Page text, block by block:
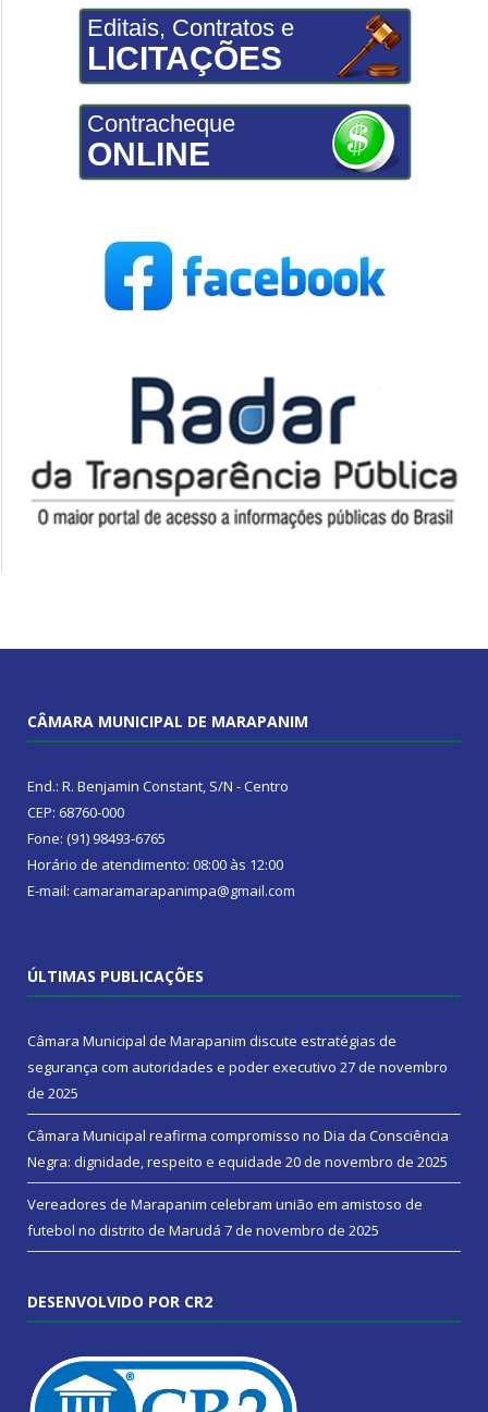
Editais, Contratos e
LICITAÇÕES
Contracheque
ONLINE
CÂMARA MUNICIPAL DE MARAPANIM
End.: R. Benjamin Constant, S/N - Centro
CEP: 68760-000
Fone: (91) 98493-6765
Horário de atendimento: 08:00 às 12:00
E-mail: camaramarapanimpa@gmail.com
ÚLTIMAS PUBLICAÇÕES
Câmara Municipal de Marapanim discute estratégias de
segurança com autoridades e poder executivo 27 de novembro
de 2025
Câmara Municipal reafirma compromisso no Dia da Consciência
Negra: dignidade, respeito e equidade 20 de novembro de 2025
Vereadores de Marapanim celebram união em amistoso de
futebol no distrito de Marudá 7 de novembro de 2025
DESENVOLVIDO POR CR2